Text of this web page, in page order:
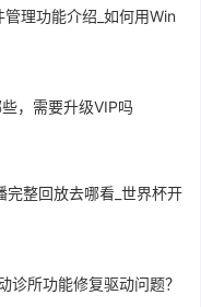
理功能介绍_如何用Win
，需要升级VIP吗
整回放去哪看_世界杯开
诊所功能修复驱动问题？